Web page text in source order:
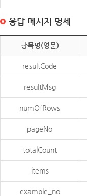
응답 메시지 명세
항목명(영문)
resultCode
resultMsg
numOfRows
pageNo
totalCount
items
example_no